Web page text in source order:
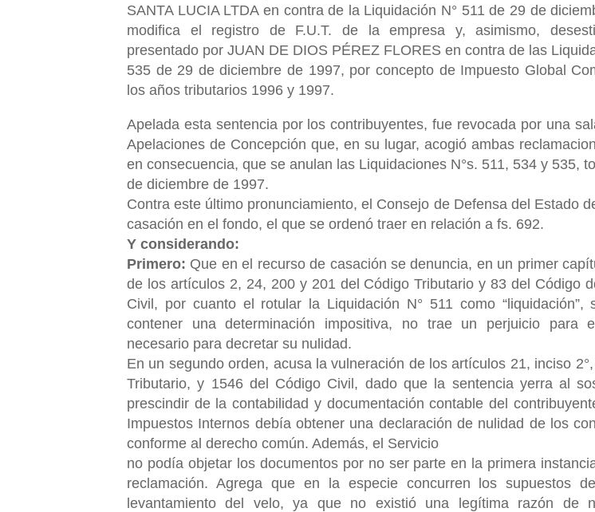
SANTA LUCIA LTDA en contra de la Liquidación N° 511 de 29 de
modifica el registro de F.U.T. de la empresa y, asimismo,
presentado por JUAN DE DIOS PÉREZ FLORES en contra de las
535 de 29 de diciembre de 1997, por concepto de Impuesto Global
los años tributarios 1996 y 1997.
Apelada esta sentencia por los contribuyentes, fue revocada por una
Apelaciones de Concepción que, en su lugar, acogió ambas
en consecuencia, que se anulan las Liquidaciones N°s. 511, 534 y 535,
de diciembre de 1997.
Contra este último pronunciamiento, el Consejo de Defensa del Estado
casación en el fondo, el que se ordenó traer en relación a fs. 692.
Y considerando:
Primero: Que en el recurso de casación se denuncia, en un primer
de los artículos 2, 24, 200 y 201 del Código Tributario y 83 del Código
Civil, por cuanto el rotular la Liquidación N° 511 como “liquidación”,
contener una determinación impositiva, no trae un perjuicio para
necesario para decretar su nulidad.
En un segundo orden, acusa la vulneración de los artículos 21, inciso
Tributario, y 1546 del Código Civil, dado que la sentencia yerra al
prescindir de la contabilidad y documentación contable del
Impuestos Internos debía obtener una declaración de nulidad de los
conforme al derecho común. Además, el Servicio
no podía objetar los documentos por no ser parte en la primera
reclamación. Agrega que en la especie concurren los supuestos
levantamiento del velo, ya que no existió una legítima razón de